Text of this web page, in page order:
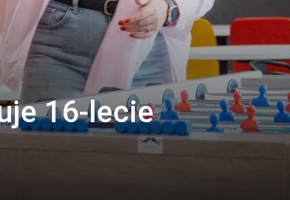
16-lecie